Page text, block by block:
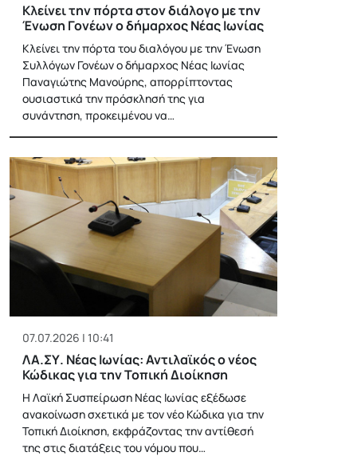
Κλείνει την πόρτα στον διάλογο με την
Ένωση Γονέων ο δήμαρχος Νέας Ιωνίας
Κλείνει την πόρτα του διαλόγου με την Ένωση
Συλλόγων Γονέων ο δήμαρχος Νέας Ιωνίας
Παναγιώτης Μανούρης, απορρίπτοντας
ουσιαστικά την πρόσκλησή της για
συνάντηση, προκειμένου να…
07.07.2026 | 10:41
ΛΑ.ΣΥ. Νέας Ιωνίας: Αντιλαϊκός ο νέος
Κώδικας για την Τοπική Διοίκηση
Η Λαϊκή Συσπείρωση Νέας Ιωνίας εξέδωσε
ανακοίνωση σχετικά με τον νέο Κώδικα για την
Τοπική Διοίκηση, εκφράζοντας την αντίθεσή
της στις διατάξεις του νόμου που…